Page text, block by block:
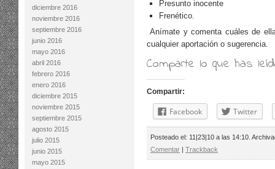
diciembre 2016
noviembre 2016
septiembre 2016
junio 2016
mayo 2016
abril 2016
febrero 2016
enero 2016
diciembre 2015
noviembre 2015
septiembre 2015
agosto 2015
julio 2015
junio 2015
mayo 2015
Presunto inocente
Frenético.
Anímate y comenta cuáles de
cualquier aportación o sugerencia.
Comparte lo que has
Compartir:
Facebook Twitter
Posteado el: 11|23|10 a las 14:10.
Comentar
Trackback